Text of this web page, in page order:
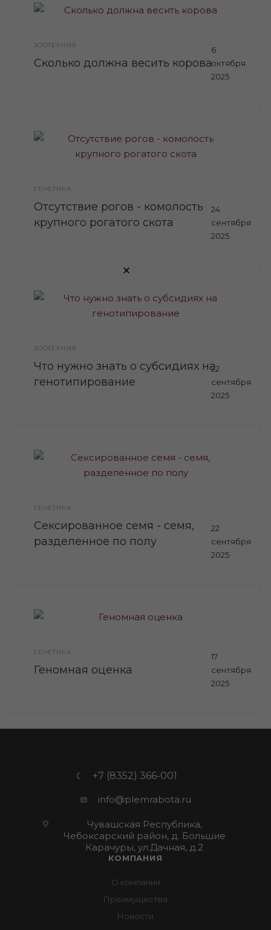
ЗООТЕХНИЯ
6
октября
2025
Сколько должна весить корова
ГЕНЕТИКА
24
сентября
2025
Отсутствие рогов - комолость
крупного рогатого скота
ЗООТЕХНИЯ
22
сентября
2025
Что нужно знать о субсидиях на
генотипирование
ГЕНЕТИКА
22
сентября
2025
Сексированное семя - семя,
разделенное по полу
ГЕНЕТИКА
17
сентября
2025
Геномная оценка
+7 (8352) 366-001
info@plemrabota.ru
Чувашская Республика,
Чебоксарский район, д. Большие
Карачуры, ул.Дачная, д.2
КОМПАНИЯ
О компании
Преимущества
Новости
×